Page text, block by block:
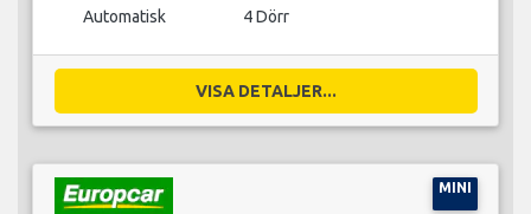
Automatisk 4 Dörr
VISA DETALJER...
MINI